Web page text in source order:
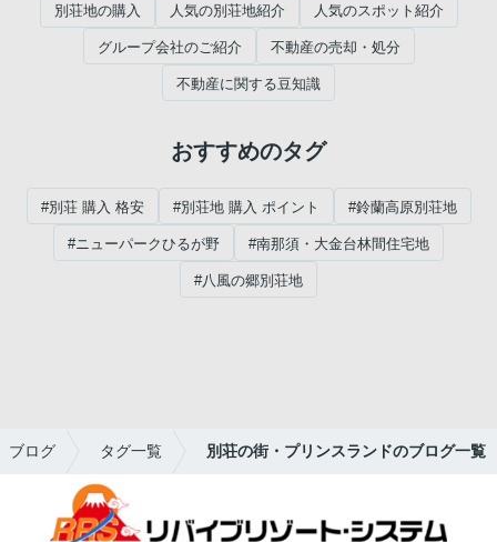
別荘地の購入 人気の別荘地紹介 人気のスポット紹介
グループ会社のご紹介 不動産の売却・処分
不動産に関する豆知識
おすすめのタグ
#別荘 購入 格安 #別荘地 購入 ポイント #鈴蘭高原別荘地
#ニューパークひるが野 #南那須・大金台林間住宅地
#八風の郷別荘地
ブログ タグ一覧 別荘の街・プリンスランドのブログ一覧